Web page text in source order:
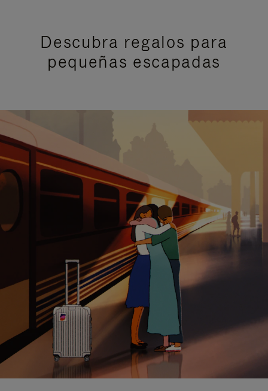
Descubra regalos para
pequeñas escapadas